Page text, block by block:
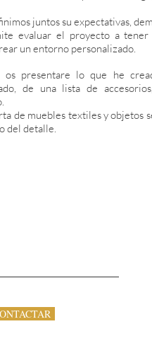
juntos su expectativas,
evaluar el proyecto a
un entorno personalizado.
os presentare lo que he
de una lista de
de muebles textiles y objetos
del detalle.